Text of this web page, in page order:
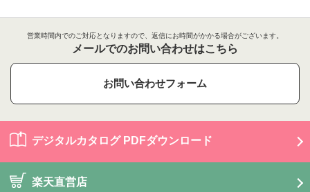
営業時間内でのご対応となりますので、返信にお時間がかかる場合がございます。
メールでのお問い合わせはこちら
お問い合わせフォーム
デジタルカタログ PDFダウンロード
楽天直営店